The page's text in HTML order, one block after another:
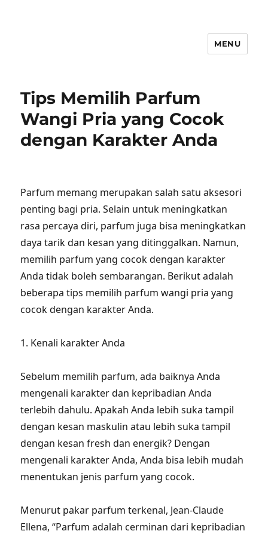
MENU
Tips Memilih Parfum
Wangi Pria yang Cocok
dengan Karakter Anda
Parfum memang merupakan salah satu aksesori
penting bagi pria. Selain untuk meningkatkan
rasa percaya diri, parfum juga bisa meningkatkan
daya tarik dan kesan yang ditinggalkan. Namun,
memilih parfum yang cocok dengan karakter
Anda tidak boleh sembarangan. Berikut adalah
beberapa tips memilih parfum wangi pria yang
cocok dengan karakter Anda.
1. Kenali karakter Anda
Sebelum memilih parfum, ada baiknya Anda
mengenali karakter dan kepribadian Anda
terlebih dahulu. Apakah Anda lebih suka tampil
dengan kesan maskulin atau lebih suka tampil
dengan kesan fresh dan energik? Dengan
mengenali karakter Anda, Anda bisa lebih mudah
menentukan jenis parfum yang cocok.
Menurut pakar parfum terkenal, Jean-Claude
Ellena, “Parfum adalah cerminan dari kepribadian